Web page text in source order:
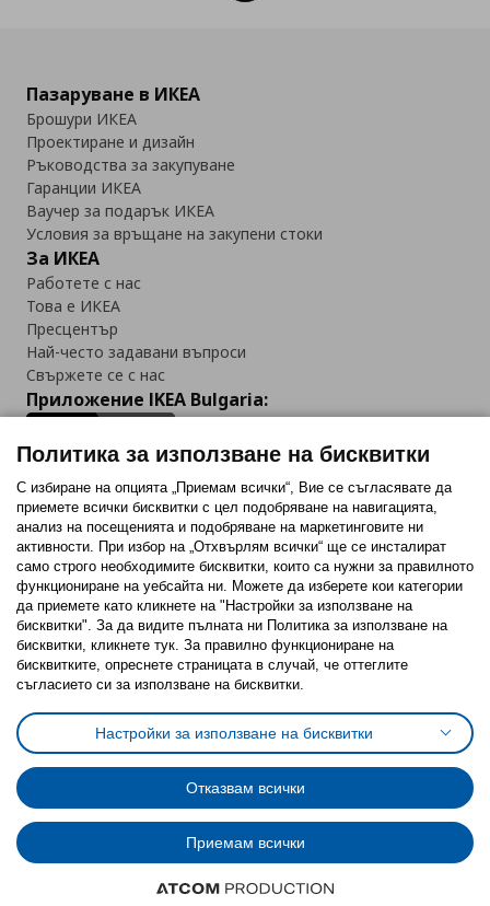
Пазаруване в ИКЕА
Брошури ИКЕА
Проектиране и дизайн
Ръководства за закупуване
Гаранции ИКЕА
Ваучер за подарък ИКЕА
Условия за връщане на закупени стоки
За ИКЕА
Работете с нас
Това е ИКЕА
Пресцентър
Най-често задавани въпроси
Свържете се с нас
Приложение IKEA Bulgaria:
Последвайте ни:
FacebookTwitterYoutubePinterestInstagram
Политика за използване на бисквитки (Cookies)
Избор на настройки за използване на бисквитки
Условия за ползване на ikea.bgОбща политика за личните данни
Политика за защита на личните данни на ikea.bg
Общи условия на програма IKEA Family
Политика за защита на лични данни на програма IKEA Family
© Inter-IKEA Systems B.V. 1999 - 2025
Политика за използване на бисквитки
С избиране на опцията „Приемам всички“, Вие се съгласявате да
приемете всички бисквитки с цел подобряване на навигацията,
анализ на посещенията и подобряване на маркетинговите ни
активности. При избор на „Отхвърлям всички“ ще се инсталират
само строго необходимитe бисквитки, които са нужни за правилното
функциониране на уебсайта ни. Можете да изберете кои категории
да приемете като кликнете на "Настройки за използване на
бисквитки". За да видите пълната ни Политика за използване на
бисквитки, кликнете тук. За правилно функциониране на
бисквитките, опреснете страницата в случай, че оттеглите
съгласието си за използване на бисквитки.
Настройки за използване на бисквитки
Отказвам всички
Приемам всички